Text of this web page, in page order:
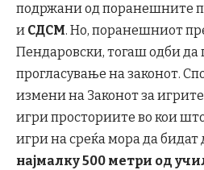
подржани од поранешните
и СДСМ. Но, поранешниот
Пендаровски, тогаш одби да
прогласување на законот.
измени на Законот за
игри просториите во кои
игри на среќа мора да
најмалку 500 метри од